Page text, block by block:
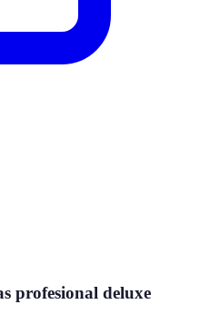
profesional deluxe